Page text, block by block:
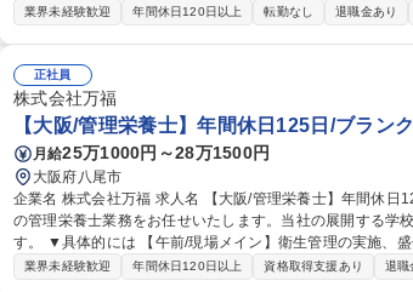
事業所の厨房スタッフと話し合い、「どういった献立がお
勤務時間の3～4割程度が顧客先や事業所への外出です。 募集職種 ［奈良/転勤なし］給食の献立作成と衛生管理★
資格お持ち方/未経験歓迎
業界未経験歓迎 年間休日120日以上 転勤なし 退職金あり
正社員
株式会社万福
【大阪/管理栄養士】年間休日125日/ブラン
月給25万1000円～28万1500円
大阪府八尾市
企業名 株式会社万福 求人名 【大阪/管理栄養士】年間休日125日/ブランクのある方も歓迎◎ 仕事の内容 学校給食
の管理栄養士業務をお任せいたします。当社の展開する学
す。 ▼具体的には 【午前/現場メイン】衛生管理の実施、盛付、アレルギーのある生徒用の食事の確認、メニュー
考案など 【午後/事務メイン】衛生管理、行政担当とのや
業界未経験歓迎 年間休日120日以上 資格取得支援あり 退職